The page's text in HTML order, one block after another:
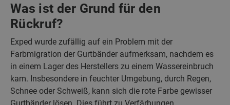
Was ist der Grund für den
Rückruf?
Exped wurde zufällig auf ein Problem mit der
Farbmigration der Gurtbänder aufmerksam, nachdem es
in einem Lager des Herstellers zu einem Wassereinbruch
kam. Insbesondere in feuchter Umgebung, durch Regen,
Schnee oder Schweiß, kann sich die rote Farbe gewisser